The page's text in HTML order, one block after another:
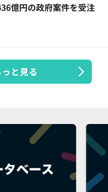
億円の政府案件を受注
と見る